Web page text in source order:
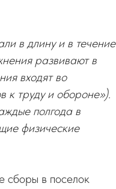
в длину и в течение
развивают в
входят во
к труду и обороне»).
полгода в
физические
сборы в поселок